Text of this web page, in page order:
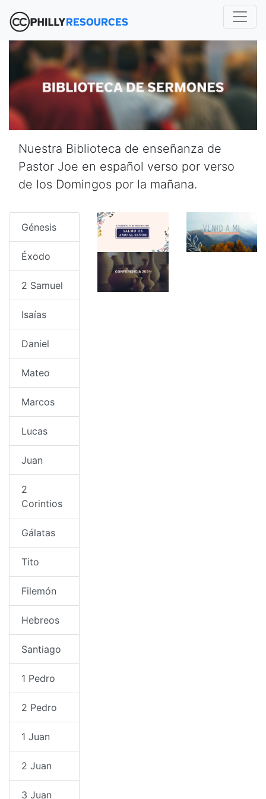
Nuestra Biblioteca de enseñanza de
Pastor Joe en español verso por verso
de los Domingos por la mañana.
Génesis
Éxodo
2 Samuel
Isaías
Daniel
Mateo
Marcos
Lucas
Juan
2
Corintios
Gálatas
Tito
Filemón
Hebreos
Santiago
1 Pedro
2 Pedro
1 Juan
2 Juan
3 Juan